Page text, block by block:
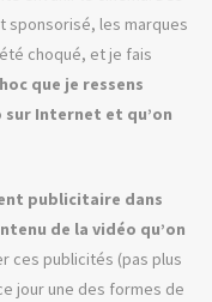
sponsorisé, les marques
choqué, et je fais
que je ressens
Internet et qu’on
publicitaire dans
de la vidéo qu’on
ces publicités (pas plus
jour une des formes de